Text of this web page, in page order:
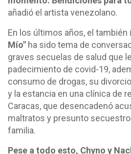
añadió el artista venezolano.
En los últimos años, el también
Mío" ha sido tema de
graves secuelas de salud que
padecimiento de covid-19,
consumo de drogas, su
y la estancia en una clínica de
Caracas, que desencadenó
maltratos y presunto
familia.
Pese a todo esto, Chyno y